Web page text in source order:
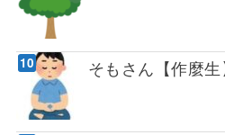
そもさん【作麼